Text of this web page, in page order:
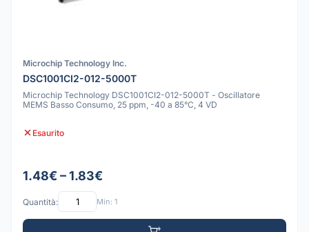
Microchip Technology Inc.
DSC1001CI2-012-5000T
Microchip Technology DSC1001CI2-012-5000T - Oscillatore
MEMS Basso Consumo, 25 ppm, -40 a 85°C, 4 VD
Esaurito
1.48€ – 1.83€
Quantità: Min: 1